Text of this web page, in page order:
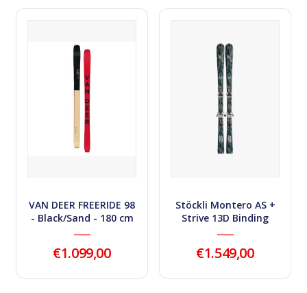
VAN DEER FREERIDE 98
- Black/Sand - 180 cm
€1.099,00
Stöckli Montero AS +
Strive 13D Binding
€1.549,00